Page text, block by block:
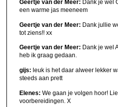
Geertje van der Meer: Dank je wel
een warme jas meeneem
Geertje van der Meer: Dank jullie
tot ziens!! xx
Geertje van der Meer: Dank je wel
heb ik graag gedaan.
gijs: leuk is het daar alweer lekker
steeds aan prett
Elenes: We gaan je volgen hoor!
voorbereidingen. X